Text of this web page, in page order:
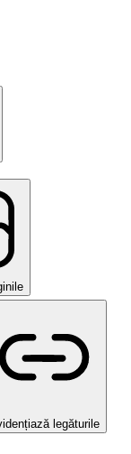
legăturile